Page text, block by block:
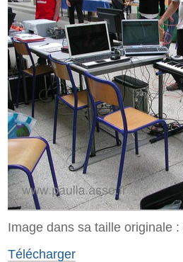
Image dans sa taille originale :
Télécharger